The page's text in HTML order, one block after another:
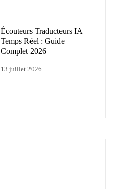
Écouteurs Traducteurs IA
Temps Réel : Guide
Complet 2026
13 juillet 2026